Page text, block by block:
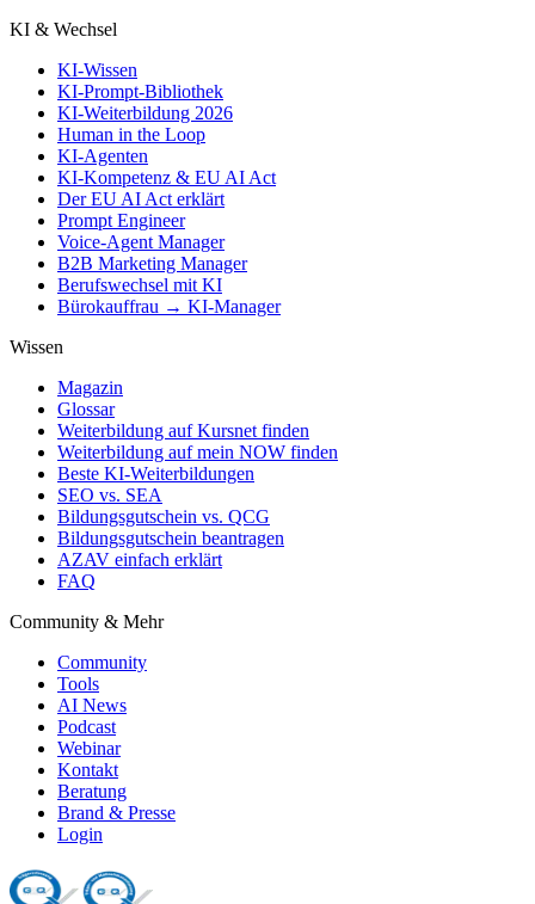
KI & Wechsel
KI-Wissen
KI-Prompt-Bibliothek
KI-Weiterbildung 2026
Human in the Loop
KI-Agenten
KI-Kompetenz & EU AI Act
Der EU AI Act erklärt
Prompt Engineer
Voice-Agent Manager
B2B Marketing Manager
Berufswechsel mit KI
Bürokauffrau → KI-Manager
Wissen
Magazin
Glossar
Weiterbildung auf Kursnet finden
Weiterbildung auf mein NOW finden
Beste KI-Weiterbildungen
SEO vs. SEA
Bildungsgutschein vs. QCG
Bildungsgutschein beantragen
AZAV einfach erklärt
FAQ
Community & Mehr
Community
Tools
AI News
Podcast
Webinar
Kontakt
Beratung
Brand & Presse
Login